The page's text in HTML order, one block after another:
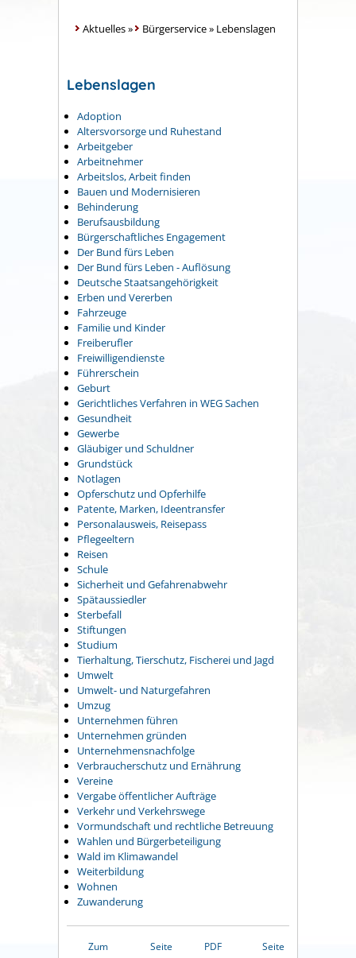
Aktuelles» Bürgerservice» Lebenslagen
Lebenslagen
Adoption
Altersvorsorge und Ruhestand
Arbeitgeber
Arbeitnehmer
Arbeitslos, Arbeit finden
Bauen und Modernisieren
Behinderung
Berufsausbildung
Bürgerschaftliches Engagement
Der Bund fürs Leben
Der Bund fürs Leben - Auflösung
Deutsche Staatsangehörigkeit
Erben und Vererben
Fahrzeuge
Familie und Kinder
Freiberufler
Freiwilligendienste
Führerschein
Geburt
Gerichtliches Verfahren in WEG Sachen
Gesundheit
Gewerbe
Gläubiger und Schuldner
Grundstück
Notlagen
Opferschutz und Opferhilfe
Patente, Marken, Ideentransfer
Personalausweis, Reisepass
Pflegeeltern
Reisen
Schule
Sicherheit und Gefahrenabwehr
Spätaussiedler
Sterbefall
Stiftungen
Studium
Tierhaltung, Tierschutz, Fischerei und Jagd
Umwelt
Umwelt- und Naturgefahren
Umzug
Unternehmen führen
Unternehmen gründen
Unternehmensnachfolge
Verbraucherschutz und Ernährung
Vereine
Vergabe öffentlicher Aufträge
Verkehr und Verkehrswege
Vormundschaft und rechtliche Betreuung
Wahlen und Bürgerbeteiligung
Wald im Klimawandel
Weiterbildung
Wohnen
Zuwanderung
Zum
Seite
PDF
Seite